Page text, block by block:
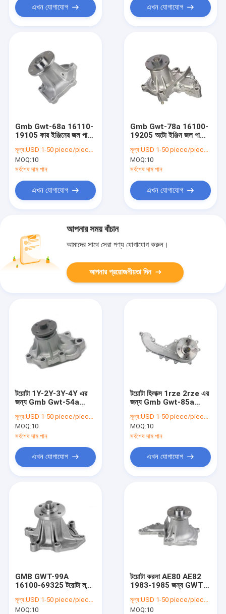
এখন যোগাযোগ এখন যোগাযোগ
Gmb Gwt-68a 16110-
19105 কার ইঞ্জিনের জল পাম্প
EE100
মূল্য:USD 1-50 piece/pieces
MOQ:10
সর্বশেষ দাম পান
এখন যোগাযোগ
Gmb Gwt-78a 16100-
19205 অটো ইঞ্জিন জল পাম্প
মূল্য:USD 1-50 piece/pieces
MOQ:10
সর্বশেষ দাম পান
এখন যোগাযোগ
আপনার সময় বাঁচান
আমাদের সাথে সেরা পণ্য যোগাযোগ করুন।
আপনার প্রয়োজনীয়তা দিন
টয়োটা 1Y-2Y-3Y-4Y এর
জন্য Gmb Gwt-54a
জল পাম্প
মূল্য:USD 1-50 piece/pieces
MOQ:10
সর্বশেষ দাম পান
এখন যোগাযোগ
টয়োটা হিলাক্স 1rze 2rze এর
জন্য Gmb Gwt-85a
জল পাম্পগুলি
মূল্য:USD 1-50 piece/pieces
MOQ:10
সর্বশেষ দাম পান
এখন যোগাযোগ
GMB GWT-99A
16100-69325 টয়োটা ল্যান্ড
মূল্য:USD 1-50 piece/pieces
MOQ:10
টয়োটা করলা AE80 AE82
1983-1985 জন্য GWT-
বৈদ্যুতিন কুল্যান্ট জল পাম্প
মূল্য:USD 1-50 piece/pieces
MOQ:10